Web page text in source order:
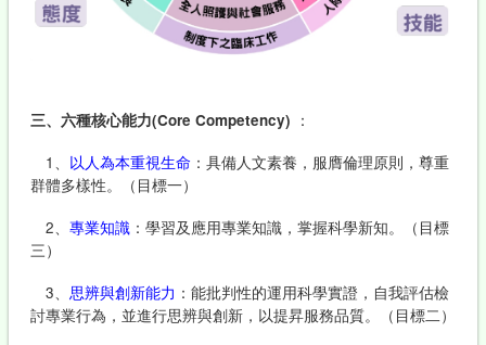
三、六種核心能力(Core Competency) ：
1、 以人為本重視生命：具備人文素養，服膺倫理原則，尊重
群體多樣性。（目標一）
2、 專業知識：學習及應用專業知識，掌握科學新知。（目標
三）
3、 思辨與創新能力 ：能批判性的運用科學實證，自我評估檢
討專業行為，並進行思辨與創新，以提昇服務品質。（目標二）